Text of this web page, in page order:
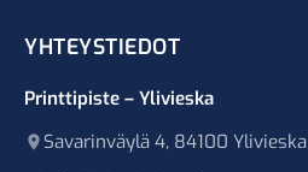
YHTEYSTIEDOT
Printtipiste – Ylivieska
Savarinväylä 4, 84100 Ylivieska